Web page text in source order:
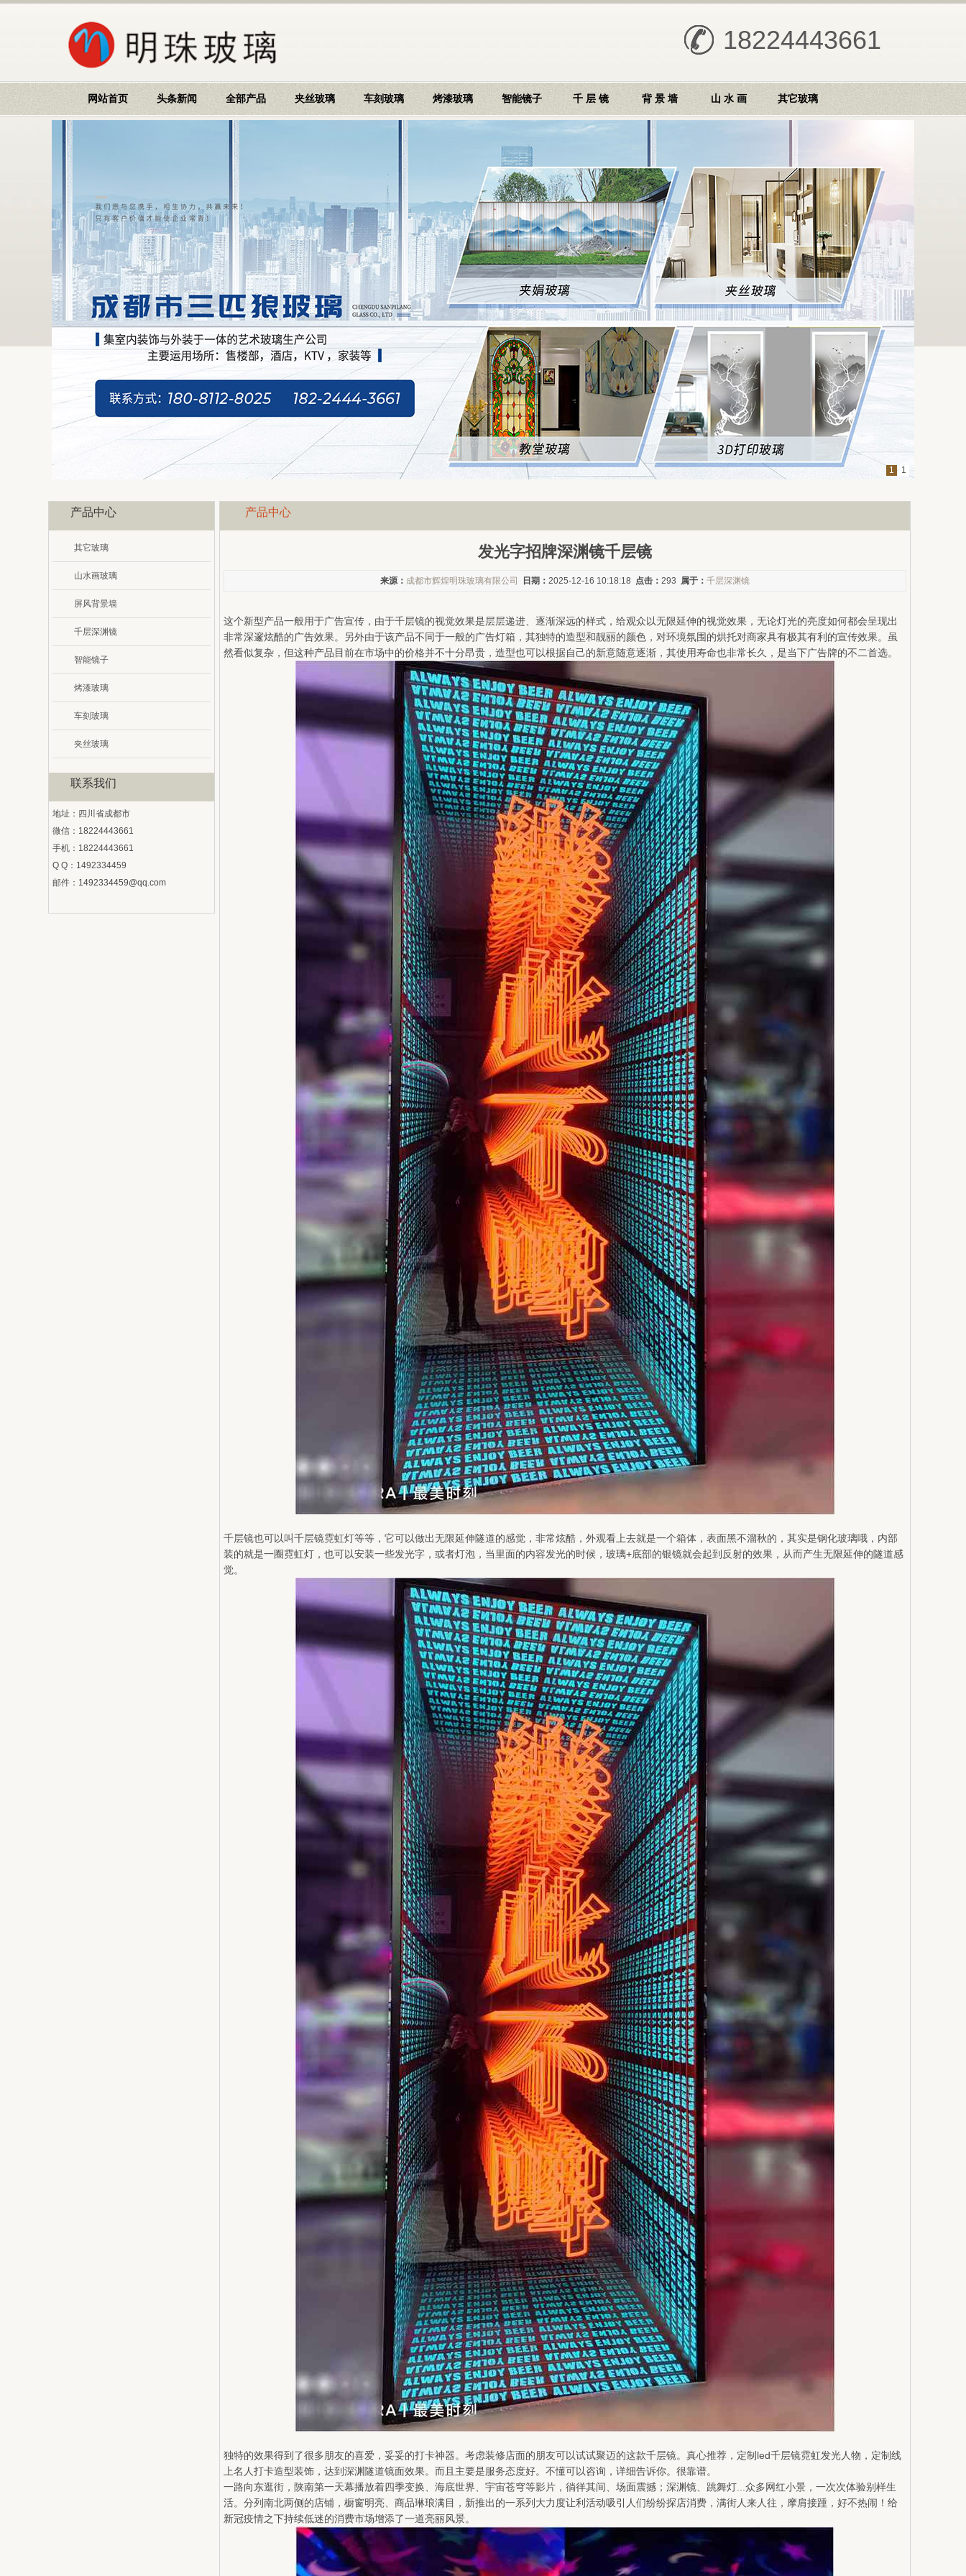
18224443661
网站首页 头条新闻 全部产品 夹丝玻璃 车刻玻璃 烤漆玻璃 智能镜子 千 层 镜 背 景 墙 山 水 画 其它玻璃
1 1
产品中心
其它玻璃
山水画玻璃
屏风背景墙
千层深渊镜
智能镜子
烤漆玻璃
车刻玻璃
夹丝玻璃
联系我们
地址：四川省成都市
微信：18224443661
手机：18224443661
Q Q：1492334459
邮件： 1492334459@qq.com
产品中心
发光字招牌深渊镜千层镜
来源： 成都市辉煌明珠玻璃有限公司 日期： 2025-12-16 10:18:18 点击： 293 属于： 千层深渊镜
这个新型产品一般用于广告宣传，由于千层镜的视觉效果是层层递进、逐渐深远的样式，给观众以无限延伸的视觉效果，无论灯光的亮度如何都会呈现出
非常深邃炫酷的广告效果。另外由于该产品不同于一般的广告灯箱，其独特的造型和靓丽的颜色，对环境氛围的烘托对商家具有极其有利的宣传效果。虽
然看似复杂，但这种产品目前在市场中的价格并不十分昂贵，造型也可以根据自己的新意随意逐渐，其使用寿命也非常长久，是当下广告牌的不二首选。
千层镜也可以叫千层镜霓虹灯等等，它可以做出无限延伸隧道的感觉，非常炫酷，外观看上去就是一个箱体，表面黑不溜秋的，其实是钢化玻璃哦，内部
装的就是一圈霓虹灯，也可以安装一些发光字，或者灯泡，当里面的内容发光的时候，玻璃+底部的银镜就会起到反射的效果，从而产生无限延伸的隧道感
觉。
独特的效果得到了很多朋友的喜爱，妥妥的打卡神器。考虑装修店面的朋友可以试试聚迈的这款千层镜。真心推荐，定制led千层镜霓虹发光人物，定制线
上名人打卡造型装饰，达到深渊隧道镜面效果。而且主要是服务态度好。不懂可以咨询，详细告诉你。很靠谱。
一路向东逛街，陕南第一天幕播放着四季变换、海底世界、宇宙苍穹等影片，徜徉其间、场面震撼；深渊镜、跳舞灯...众多网红小景，一次次体验别样生
活。分列南北两侧的店铺，橱窗明亮、商品琳琅满目，新推出的一系列大力度让利活动吸引人们纷纷探店消费，满街人来人往，摩肩接踵，好不热闹！给
新冠疫情之下持续低迷的消费市场增添了一道亮丽风景。